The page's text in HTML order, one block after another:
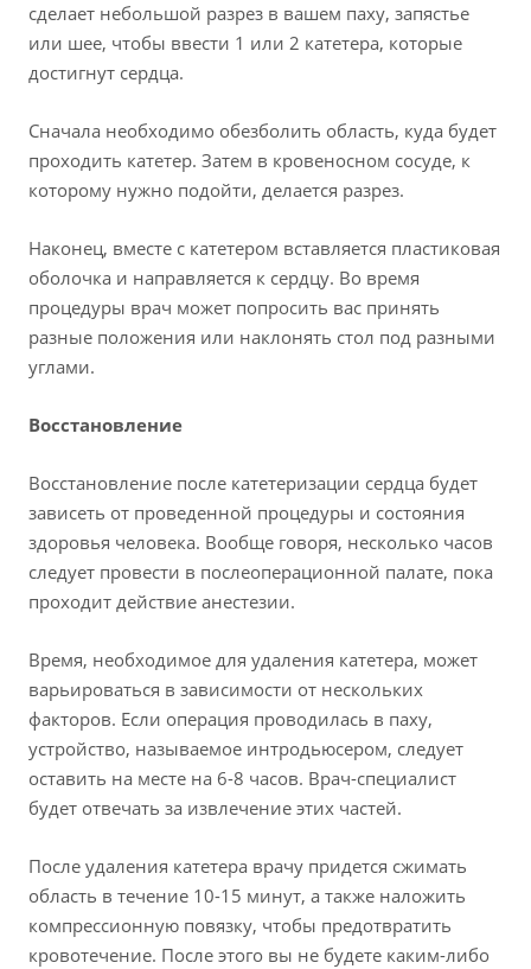
сделает небольшой разрез в вашем паху, запястье
или шее, чтобы ввести 1 или 2 катетера, которые
достигнут сердца.
Сначала необходимо обезболить область, куда будет
проходить катетер. Затем в кровеносном сосуде, к
которому нужно подойти, делается разрез.
Наконец, вместе с катетером вставляется пластиковая
оболочка и направляется к сердцу. Во время
процедуры врач может попросить вас принять
разные положения или наклонять стол под разными
углами.
Восстановление
Восстановление после катетеризации сердца будет
зависеть от проведенной процедуры и состояния
здоровья человека. Вообще говоря, несколько часов
следует провести в послеоперационной палате, пока
проходит действие анестезии.
Время, необходимое для удаления катетера, может
варьироваться в зависимости от нескольких
факторов. Если операция проводилась в паху,
устройство, называемое интродьюсером, следует
оставить на месте на 6-8 часов. Врач-специалист
будет отвечать за извлечение этих частей.
После удаления катетера врачу придется сжимать
область в течение 10-15 минут, а также наложить
компрессионную повязку, чтобы предотвратить
кровотечение. После этого вы не будете каким-либо